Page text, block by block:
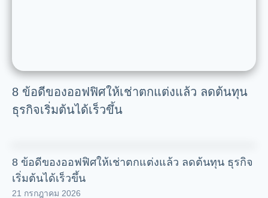
8 ข้อดีของออฟฟิศให้เช่าตกแต่งแล้ว ลดต้นทุน
ธุรกิจเริ่มต้นได้เร็วขึ้น
8 ข้อดีของออฟฟิศให้เช่าตกแต่งแล้ว ลดต้นทุน ธุรกิจ
เริ่มต้นได้เร็วขึ้น
21 กรกฎาคม 2026